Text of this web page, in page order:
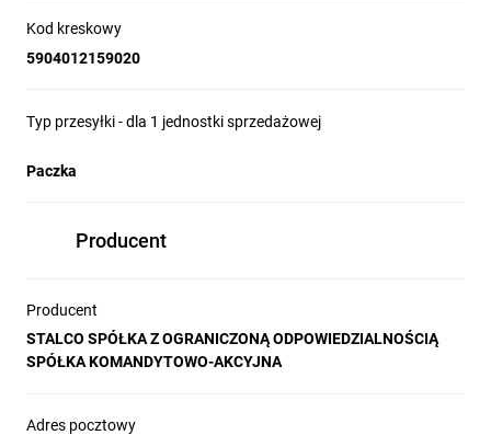
Najważniejsze cechy produktu :
spirali
Otwornica nie zawiera adaptera w zestawie.
DANE TECHNICZNE:
Wymiary segmentów diamentowych:24 x 3,8 x 10 mm
Typ segmentów:TURBO
Ilość obr./min.: max 1200 min-1
Kod kreskowy
5904012159020
Typ przesyłki - dla 1 jednostki sprzedażowej
Paczka
Producent
Producent
STALCO SPÓŁKA Z OGRANICZONĄ ODPOWIEDZIALNOŚCIĄ
SPÓŁKA KOMANDYTOWO-AKCYJNA
Adres pocztowy